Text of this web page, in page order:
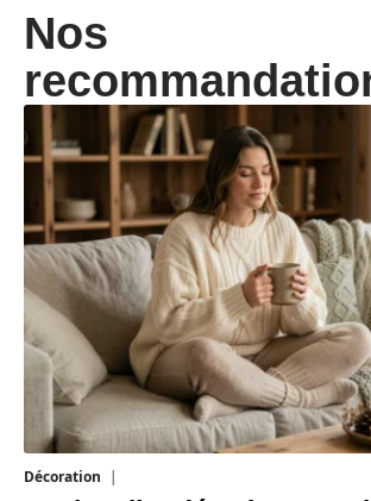
Décoration 5 août 2026
Et si atelier déco hygge-a-
maison.fr devenait votre
rituel bien-être à la
En savoir plus